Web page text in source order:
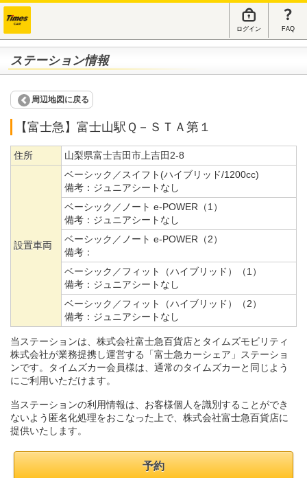
ログイン FAQ
ステーション情報
周辺地図に戻る
【富士急】富士山駅Ｑ－ＳＴＡ第１
住所 山梨県富士吉田市上吉田2-8
設置車両
ベーシック／スイフト(ハイブリッド/1200cc)
備考： ジュニアシートなし
ベーシック／ノート e-POWER（1）
備考： ジュニアシートなし
ベーシック／ノート e-POWER（2）
備考：
ベーシック／フィット（ハイブリッド）（1）
備考： ジュニアシートなし
ベーシック／フィット（ハイブリッド）（2）
備考： ジュニアシートなし
当ステーションは、株式会社富士急百貨店とタイムズモビリティ
株式会社が業務提携し運営する「富士急カーシェア」ステーショ
ンです。タイムズカー会員様は、通常のタイムズカーと同じよう
にご利用いただけます。
当ステーションの利用情報は、お客様個人を識別することができ
ないよう匿名化処理をおこなった上で、株式会社富士急百貨店に
提供いたします。
予約